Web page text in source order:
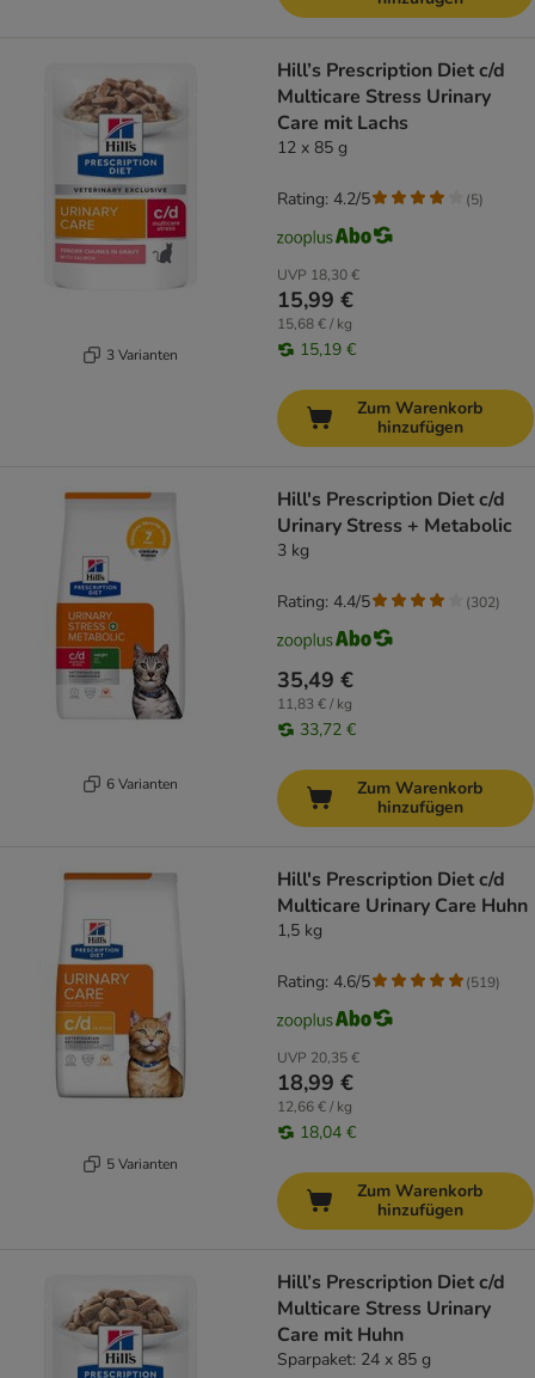
3 Varianten
Hill’s Prescription Diet c/d
Multicare Stress Urinary
Care mit Lachs
12 x 85 g
UVP 18,30 €
15,99 €
15,68 € / kg
15,19 €
Rating: 4.2/5 (5)
Zum Warenkorb
hinzufügen
6 Varianten
Hill's Prescription Diet c/d
Urinary Stress + Metabolic
3 kg
35,49 €
11,83 € / kg
33,72 €
Rating: 4.4/5 (302)
Zum Warenkorb
hinzufügen
5 Varianten
Hill's Prescription Diet c/d
Multicare Urinary Care Huhn
1,5 kg
UVP 20,35 €
18,99 €
12,66 € / kg
18,04 €
Rating: 4.6/5 (519)
Zum Warenkorb
hinzufügen
Hill’s Prescription Diet c/d
Multicare Stress Urinary
Care mit Huhn
Sparpaket: 24 x 85 g